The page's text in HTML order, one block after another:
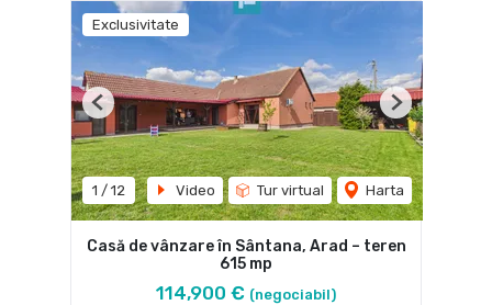
Exclusivitate
1 / 12 Video Tur virtual Harta
Previous Next
Casă de vânzare în Sântana, Arad – teren
615 mp
114,900 € (negociabil)